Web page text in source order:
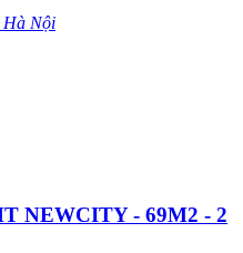
Hà Nội
NEWCITY - 69M2 - 2